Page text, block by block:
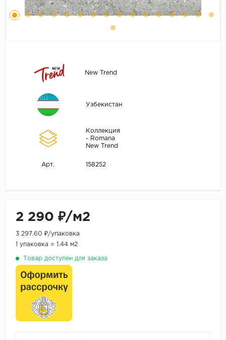
New Trend
Узбекистан
Коллекция
- Romana
New Trend
Арт. 158252
2 290 ₽/м2
3 297.60 ₽/упаковка
1 упаковка = 1.44 м2
Товар доступен для заказа